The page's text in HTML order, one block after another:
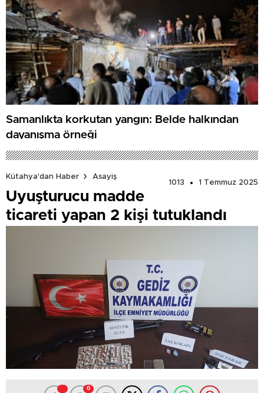
Samanlıkta korkutan yangın: Belde halkından
dayanışma örneği
Kütahya'dan Haber
Asayiş
1013
1 Temmuz 2025
Uyuşturucu madde
ticareti yapan 2 kişi tutuklandı
0